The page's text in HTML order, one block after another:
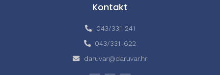
Kontakt
043/331-241
043/331-622
daruvar@daruvar.hr